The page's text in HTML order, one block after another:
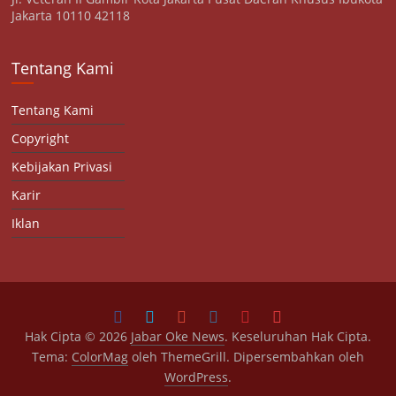
Jakarta 10110 42118
Tentang Kami
Tentang Kami
Copyright
Kebijakan Privasi
Karir
Iklan
Hak Cipta © 2026 Jabar Oke News. Keseluruhan Hak Cipta.
Tema: ColorMagoleh ThemeGrill. Dipersembahkan oleh
WordPress.